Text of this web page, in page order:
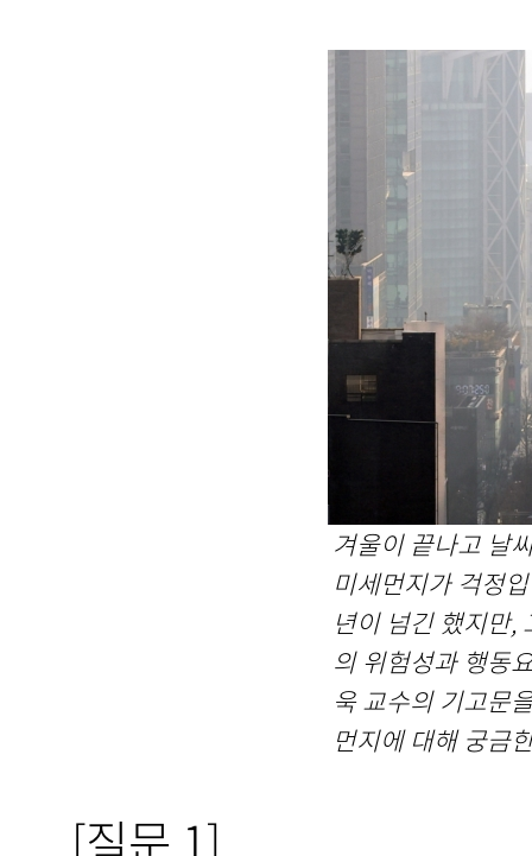
겨울이 끝나고 날
미세먼지가 걱정
년이 넘긴 했지만,
의 위험성과 행동
욱 교수의 기고문
먼지에 대해 궁금
[질문 1]